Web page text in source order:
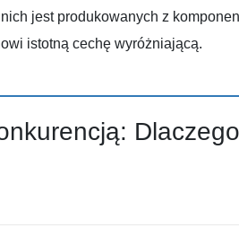
jest produkowanych z
istotną cechę wyróżniającą.